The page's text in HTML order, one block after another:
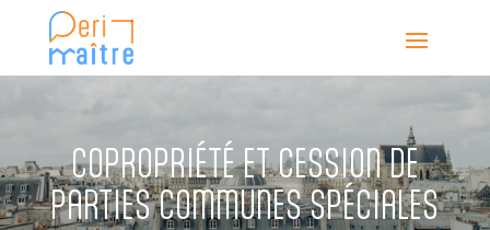
COPROPRIÉTÉ ET CESSION DE
PARTIES COMMUNES SPÉCIALES